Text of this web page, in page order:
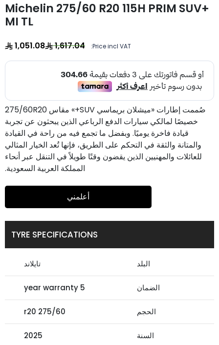
Michelin 275/60 R20 115H PRIM SUV+
MI TL
Price incl VAT:
1,617.04
1,051.08
صُممت إطارات «ميشلان بريماسي SUV+» مقاس 275/60R20
خصيصًا لمالكي سيارات الدفع الرباعي الذين يبحثون عن تجربة
قيادة فاخرة يوميًا. وبفضل ما تجمع فيه من راحة في القيادة
والمتانة والثقة في التحكم على الطريق، فإنها تُعد الخيار المثالي
للعائلات والمهنيين الذين يقضون وقتًا طويلاً في التنقل عبر أنحاء
المملكة العربية السعودية.
أعلمني
TYRE SPECIFICATIONS
البلد تايلاند
الضمان 5 year warranty
الحجم 275/60 r20
السنة 2025